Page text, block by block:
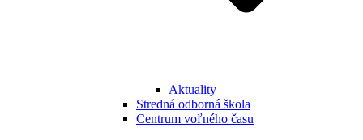
Aktuality
Stredná odborná škola
Centrum voľného času